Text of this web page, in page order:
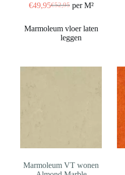
€52,95
Oorspronkelijke
was:
€52,95.
€49,95Huidige
is:
€49,95.
per M²
Marmoleum VT wonen